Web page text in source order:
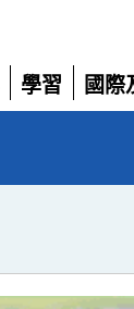
學習
展
國際
展